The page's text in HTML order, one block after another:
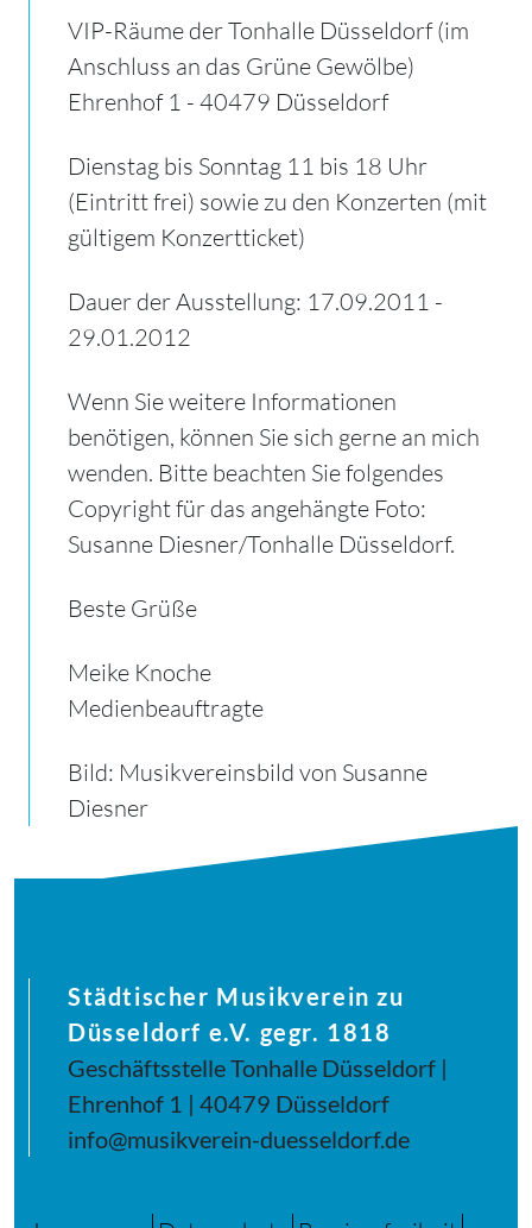
VIP-Räume der Tonhalle Düsseldorf (im
Anschluss an das Grüne Gewölbe)
Ehrenhof 1 - 40479 Düsseldorf
Dienstag bis Sonntag 11 bis 18 Uhr
(Eintritt frei) sowie zu den Konzerten (mit
gültigem Konzertticket)
Dauer der Ausstellung: 17.09.2011 -
29.01.2012
Wenn Sie weitere Informationen
benötigen, können Sie sich gerne an mich
wenden. Bitte beachten Sie folgendes
Copyright für das angehängte Foto:
Susanne Diesner/Tonhalle Düsseldorf.
Beste Grüße
Meike Knoche
Medienbeauftragte
Bild: Musikvereinsbild von Susanne
Diesner
Städtischer Musikverein zu
Düsseldorf e.V. gegr. 1818
Geschäftsstelle Tonhalle Düsseldorf |
Ehrenhof 1 | 40479 Düsseldorf
info@musikverein-duesseldorf.de